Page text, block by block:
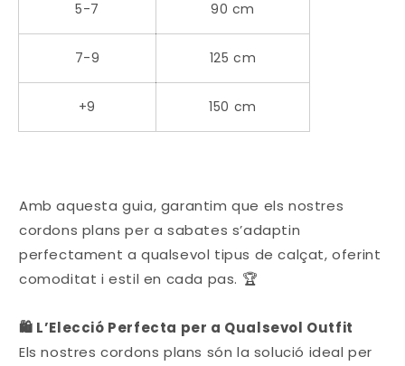
5-7 90 cm
7-9 125 cm
+9 150 cm
Amb aquesta guia, garantim que els nostres
cordons plans per a sabates s’adaptin
perfectament a qualsevol tipus de calçat, oferint
comoditat i estil en cada pas. 🏆
🛍️ L’Elecció Perfecta per a Qualsevol Outfit
Els nostres cordons plans són la solució ideal per